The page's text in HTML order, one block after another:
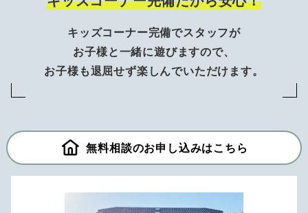
キッズコーナー完備でスタッフが
お子様と一緒に遊びますので、
お子様も退屈せず楽しんでいただけます。
無料相談のお申し込みはこちら